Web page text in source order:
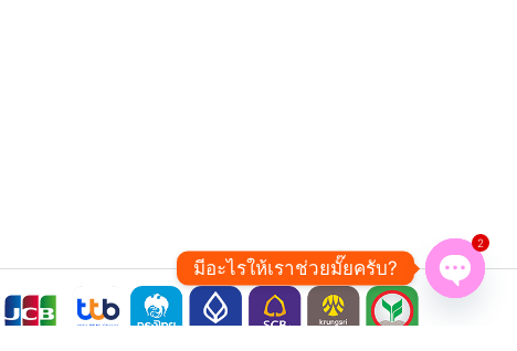
มีอะไรให้เราช่วยมั๊ยครับ?
2